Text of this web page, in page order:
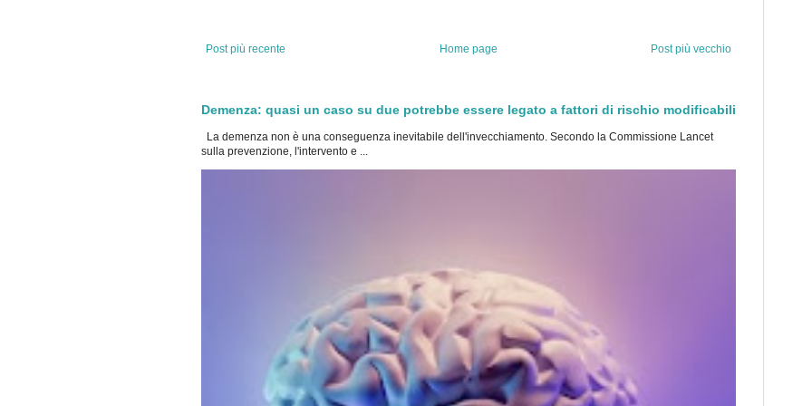
Post più recente Post più vecchio
Home page
Demenza: quasi un caso su due potrebbe essere legato a fattori di rischio modificabili
La demenza non è una conseguenza inevitabile dell'invecchiamento. Secondo la Commissione Lancet
sulla prevenzione, l'intervento e ...